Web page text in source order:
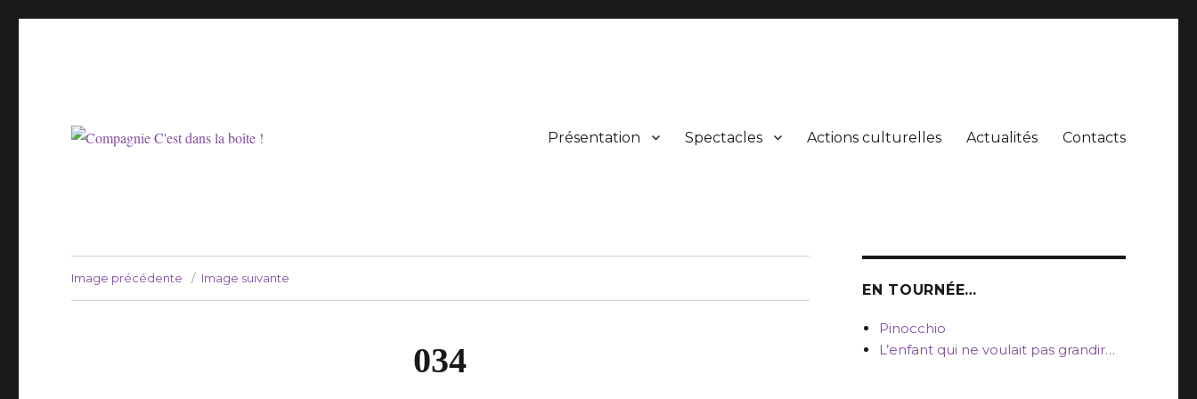
Présentation Spectacles Actions culturelles Actualités Contacts
Image précédente Image suivante
034
EN TOURNÉE…
Pinocchio
L’enfant qui ne voulait pas grandir…